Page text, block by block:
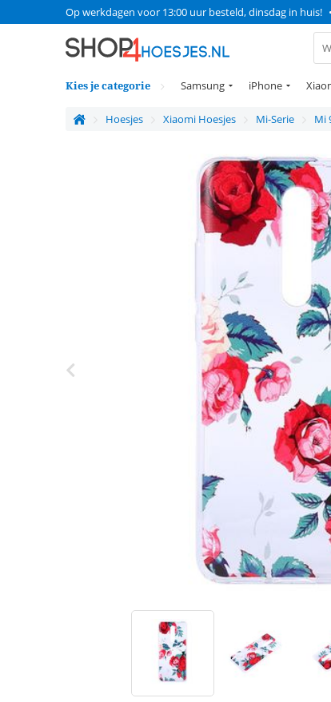
Op werkdagen voor 13:00 uur besteld, dinsdag in huis! •
Kies je categorie Samsung iPhone
Hoesjes Xiaomi Hoesjes Mi-Serie Mi